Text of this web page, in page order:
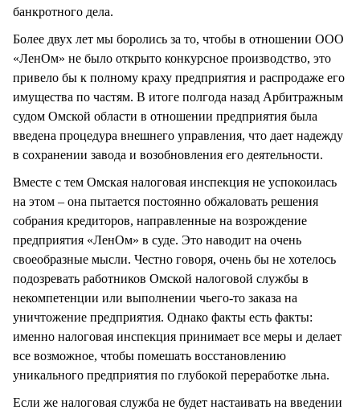
банкротного дела.
Более двух лет мы боролись за то, чтобы в отношении ООО
«ЛенОм» не было открыто конкурсное производство, это
привело бы к полному краху предприятия и распродаже его
имущества по частям. В итоге полгода назад Арбитражным
судом Омской области в отношении предприятия была
введена процедура внешнего управления, что дает надежду
в сохранении завода и возобновления его деятельности.
Вместе с тем Омская налоговая инспекция не успокоилась
на этом – она пытается постоянно обжаловать решения
собрания кредиторов, направленные на возрождение
предприятия «ЛенОм» в суде. Это наводит на очень
своеобразные мысли. Честно говоря, очень бы не хотелось
подозревать работников Омской налоговой службы в
некомпетенции или выполнении чьего-то заказа на
уничтожение предприятия. Однако факты есть факты:
именно налоговая инспекция принимает все меры и делает
все возможное, чтобы помешать восстановлению
уникального предприятия по глубокой переработке льна.
Если же налоговая служба не будет настаивать на введении